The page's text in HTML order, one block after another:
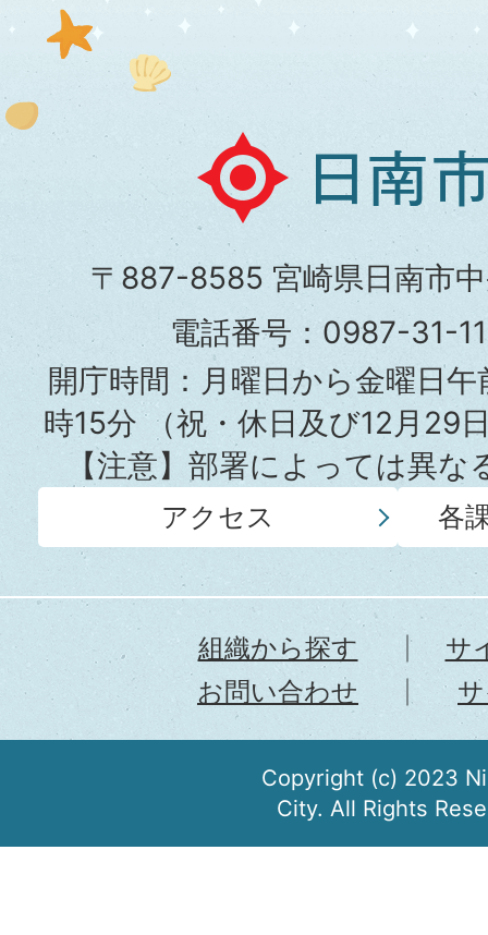
日
南
市
役
所
〒887-8585 宮崎県日南市
電話番号：0987-31-
開庁時間：月曜日から金曜日
時15分（祝・休日及び12月29
【注意】部署によっては異
アクセス 各
組織から探す
サ
お問い合わせ
Copyright (c) 2023
City. All Rights